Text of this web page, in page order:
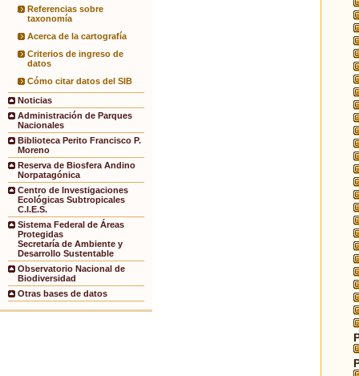
Referencias sobre
taxonomía
Acerca de la cartografía
Criterios de ingreso de
datos
Cómo citar datos del SIB
Noticias
Administración de Parques
Nacionales
Biblioteca Perito Francisco P.
Moreno
Reserva de Biosfera Andino
Norpatagónica
Centro de Investigaciones
Ecológicas Subtropicales
C.I.E.S.
Sistema Federal de Áreas
Protegidas
Secretaría de Ambiente y
Desarrollo Sustentable
Observatorio Nacional de
Biodiversidad
Otras bases de datos